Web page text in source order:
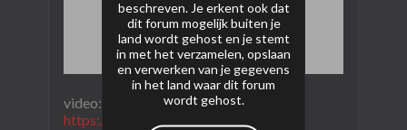
video:​
https://youtu.be/Vhzri5c7deM
beschreven. Je erkent ook dat
dit forum mogelijk buiten je
land wordt gehost en je stemt
in met het verzamelen, opslaan
en verwerken van je gegevens
in het land waar dit forum
wordt gehost.